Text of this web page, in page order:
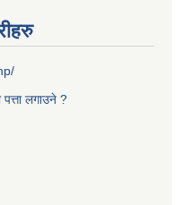
लगाउने ?